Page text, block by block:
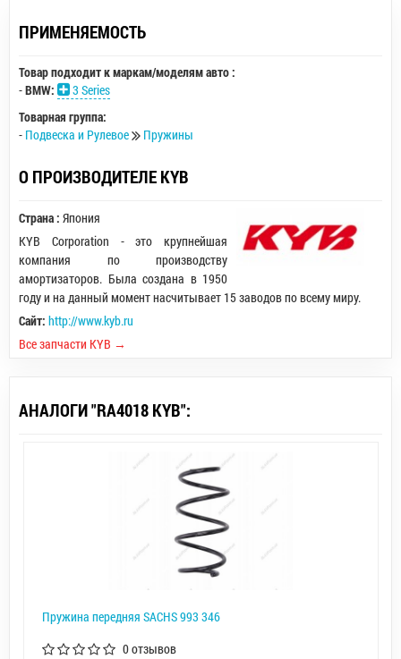
ПРИМЕНЯЕМОСТЬ
Товар подходит к маркам/моделям авто :
-BMW:
3 Series
Товарная группа:
- Подвеска и Рулевое Пружины
О ПРОИЗВОДИТЕЛЕ KYB
Страна : Япония
KYB Corporation - это крупнейшая
компания по производству
амортизаторов. Была создана в 1950
году и на данный момент насчитывает 15 заводов по всему миру.
Сайт: http://www.kyb.ru
Все запчасти KYB →
АНАЛОГИ "RA4018 KYB":
Пружина передняя SACHS 993 346
0 отзывов